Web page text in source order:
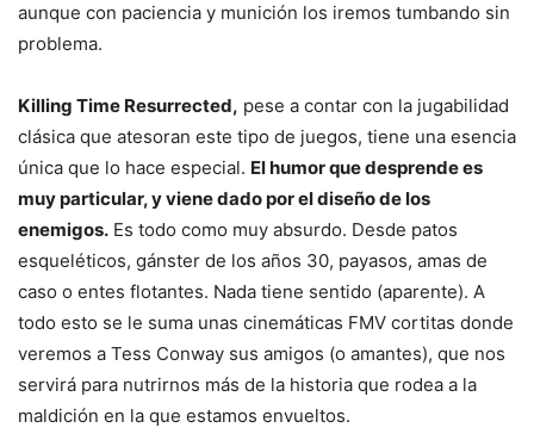
aunque con paciencia y munición los iremos tumbando sin
problema.
Killing Time Resurrected, pese a contar con la jugabilidad
clásica que atesoran este tipo de juegos, tiene una esencia
única que lo hace especial. El humor que desprende es
muy particular, y viene dado por el diseño de los
enemigos. Es todo como muy absurdo. Desde patos
esqueléticos, gánster de los años 30, payasos, amas de
caso o entes flotantes. Nada tiene sentido (aparente). A
todo esto se le suma unas cinemáticas FMV cortitas donde
veremos a Tess Conway sus amigos (o amantes), que nos
servirá para nutrirnos más de la historia que rodea a la
maldición en la que estamos envueltos.